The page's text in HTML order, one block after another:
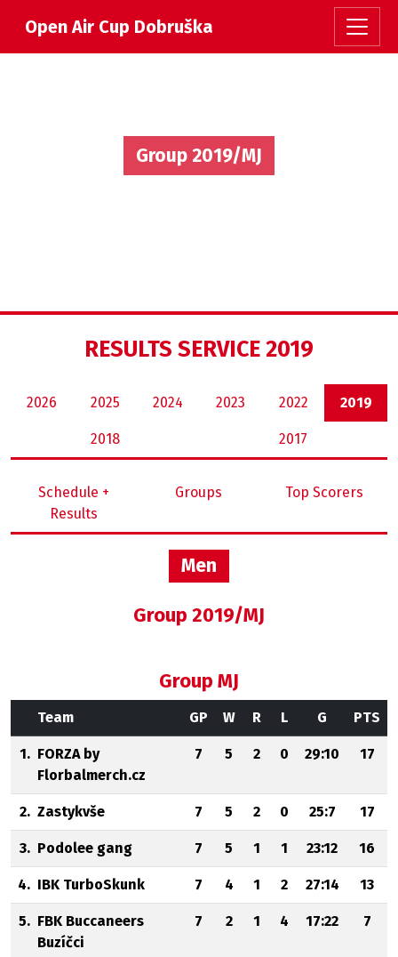
Open Air Cup Dobruška
Group 2019/MJ
RESULTS SERVICE 2019
2026 2025 2024 2023 2022 2019
2018 2017
Schedule +
Results
Groups Top Scorers
Men
Group 2019/MJ
Group MJ
Team GP W R L G PTS
1. FORZA by
Florbalmerch.cz
7 5 2 0 29:10 17
2. Zastykvše 7 5 2 0 25:7 17
3. Podolee gang 7 5 1 1 23:12 16
4. IBK TurboSkunk 7 4 1 2 27:14 13
5. FBK Buccaneers
Buzíčci
7 2 1 4 17:22 7